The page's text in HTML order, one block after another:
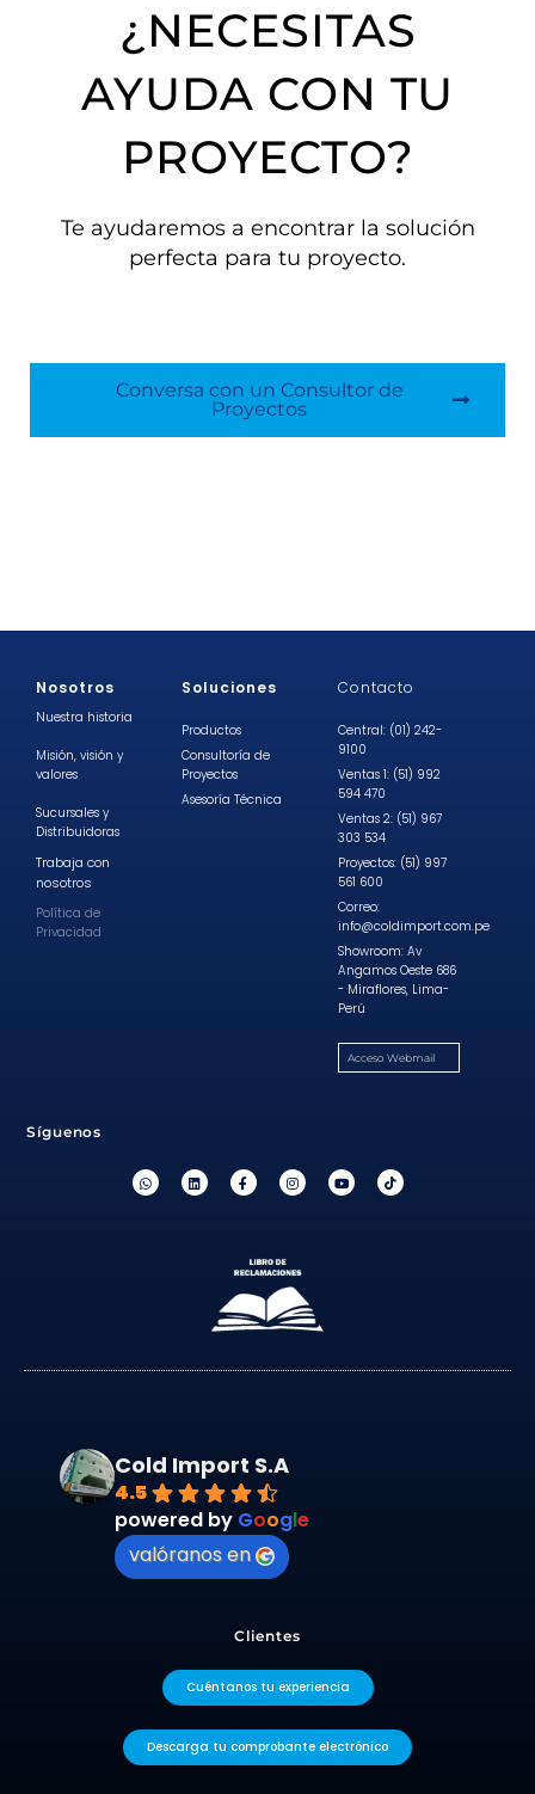
¿NECESITAS
AYUDA CON TU
PROYECTO?
Te ayudaremos a encontrar la solución
perfecta para tu proyecto.
Conversa con un Consultor de
Proyectos
Nosotros
Nuestra historia
Misión, visión y
valores
Sucursales y
Distribuidoras
Trabaja con
nosotros
Política de
Privacidad
Soluciones
Productos
Consultoría de
Proyectos
Asesoría Técnica
Contacto
Central: (01) 242-
9100
Ventas 1: (51) 992
594 470
Ventas 2: (51) 967
303 534
Proyectos: (51) 997
561 600
Correo:
info@coldimport.com.pe
Showroom: Av
Angamos Oeste 686
- Miraflores, Lima-
Perú
Acceso Webmail
Síguenos
Cold Import S.A
4.5
powered by Google
valóranos en
Clientes
Cuéntanos tu experiencia
Descarga tu comprobante electrónico